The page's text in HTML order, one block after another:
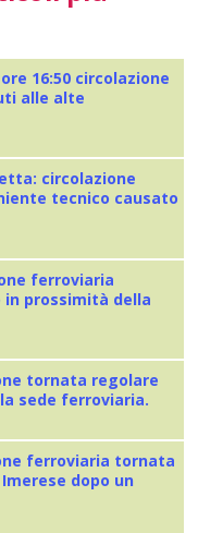
16:50 circolazione
alle alte
circolazione
tecnico causato
ferroviaria
prossimità della
tornata regolare
sede ferroviaria.
ferroviaria tornata
dopo un